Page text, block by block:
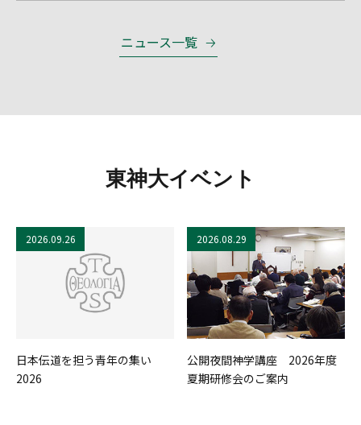
ニュース一覧
東神大イベント
2026.09.26
日本伝道を担う青年の集い
2026
2026.08.29
公開夜間神学講座 2026年度
夏期研修会のご案内